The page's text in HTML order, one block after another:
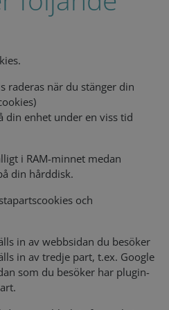
raderas när du stänger din
din enhet under en viss tid
i RAM-minnet medan
din hårddisk.
och
in av webbsidan du besöker
in av tredje part, t.ex. Google
som du besöker har plugin-
service to
Storage
type
Description